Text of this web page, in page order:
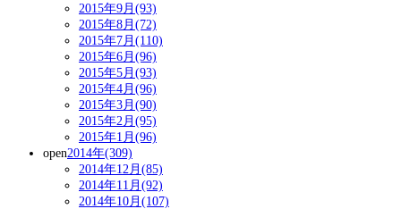
2015年9月(93)
2015年8月(72)
2015年7月(110)
2015年6月(96)
2015年5月(93)
2015年4月(96)
2015年3月(90)
2015年2月(95)
2015年1月(96)
open2014年(309)
2014年12月(85)
2014年11月(92)
2014年10月(107)